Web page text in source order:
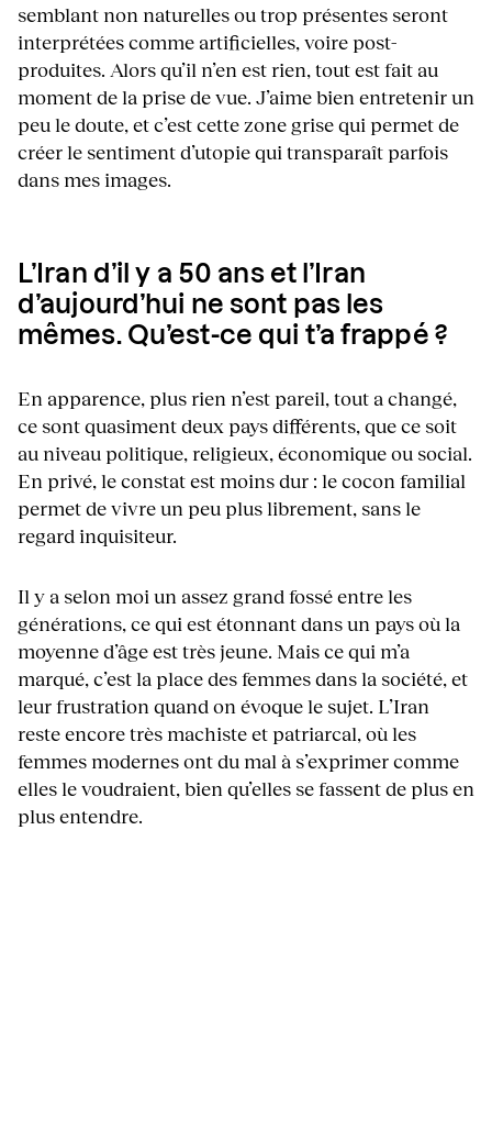
semblant non naturelles ou trop présentes seront
interprétées comme artificielles, voire post-
produites. Alors qu’il n’en est rien, tout est fait au
moment de la prise de vue. J’aime bien entretenir un
peu le doute, et c’est cette zone grise qui permet de
créer le sentiment d’utopie qui transparaît parfois
dans mes images.
L’Iran d’il y a 50 ans et l’Iran
d’aujourd’hui ne sont pas les
mêmes. Qu’est-ce qui t’a frappé ?
En apparence, plus rien n’est pareil, tout a changé,
ce sont quasiment deux pays différents, que ce soit
au niveau politique, religieux, économique ou social.
En privé, le constat est moins dur : le cocon familial
permet de vivre un peu plus librement, sans le
regard inquisiteur.
Il y a selon moi un assez grand fossé entre les
générations, ce qui est étonnant dans un pays où la
moyenne d’âge est très jeune. Mais ce qui m’a
marqué, c’est la place des femmes dans la société, et
leur frustration quand on évoque le sujet. L’Iran
reste encore très machiste et patriarcal, où les
femmes modernes ont du mal à s’exprimer comme
elles le voudraient, bien qu’elles se fassent de plus en
plus entendre.